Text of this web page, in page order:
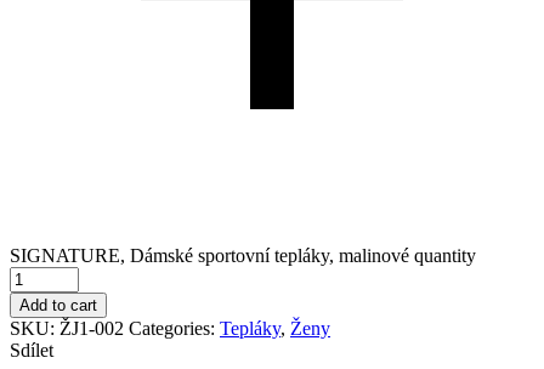
SIGNATURE, Dámské sportovní tepláky, malinové quantity
Add to cart
SKU: ŽJ1-002 Categories: Tepláky, Ženy
Sdílet